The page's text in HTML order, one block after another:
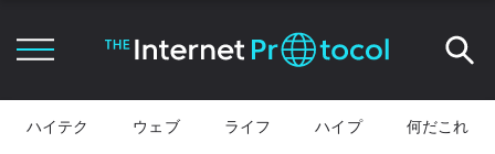
ハイテク ウェブ ライフ ハイプ 何だこれ